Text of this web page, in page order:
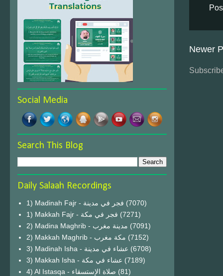
Newer
Social Media
Search This Blog
Daily Salaah Recordings
1) Madinah Fajr - فجر في مدينة (7070)
1) Makkah Fajr - فجر في مكة (7271)
2) Madina Maghrib - مدينة مغرب (7091)
2) Makkah Maghrib - مكة مغرب (7152)
3) Madinah Isha - عشاء في مدينة (6708)
3) Makkah Isha - عشاء في مكة (7189)
4) Al Istasqa - صلاة الإستسقاء (81)